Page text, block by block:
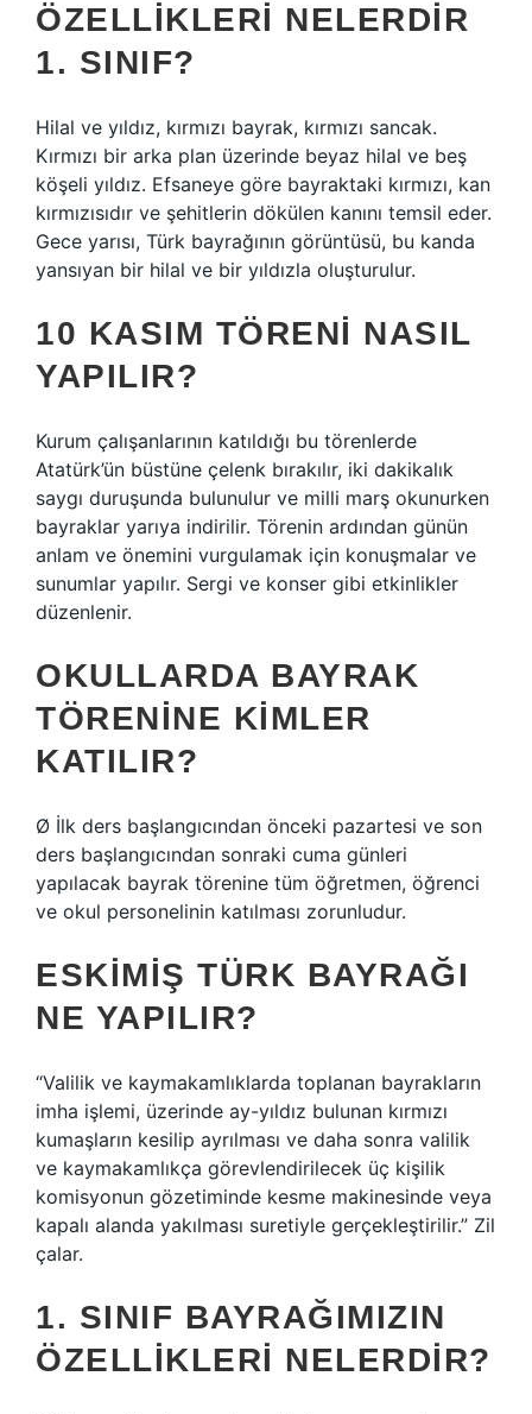
ÖZELLIKLERI NELERDIR
1. SINIF?
Hilal ve yıldız, kırmızı bayrak, kırmızı sancak.
Kırmızı bir arka plan üzerinde beyaz hilal ve beş
köşeli yıldız. Efsaneye göre bayraktaki kırmızı, kan
kırmızısıdır ve şehitlerin dökülen kanını temsil eder.
Gece yarısı, Türk bayrağının görüntüsü, bu kanda
yansıyan bir hilal ve bir yıldızla oluşturulur.
10 KASIM TÖRENI NASIL
YAPILIR?
Kurum çalışanlarının katıldığı bu törenlerde
Atatürk’ün büstüne çelenk bırakılır, iki dakikalık
saygı duruşunda bulunulur ve milli marş okunurken
bayraklar yarıya indirilir. Törenin ardından günün
anlam ve önemini vurgulamak için konuşmalar ve
sunumlar yapılır. Sergi ve konser gibi etkinlikler
düzenlenir.
OKULLARDA BAYRAK
TÖRENINE KIMLER
KATILIR?
Ø İlk ders başlangıcından önceki pazartesi ve son
ders başlangıcından sonraki cuma günleri
yapılacak bayrak törenine tüm öğretmen, öğrenci
ve okul personelinin katılması zorunludur.
ESKIMIŞ TÜRK BAYRAĞI
NE YAPILIR?
“Valilik ve kaymakamlıklarda toplanan bayrakların
imha işlemi, üzerinde ay-yıldız bulunan kırmızı
kumaşların kesilip ayrılması ve daha sonra valilik
ve kaymakamlıkça görevlendirilecek üç kişilik
komisyonun gözetiminde kesme makinesinde veya
kapalı alanda yakılması suretiyle gerçekleştirilir.” Zil
çalar.
1. SINIF BAYRAĞIMIZIN
ÖZELLIKLERI NELERDIR?